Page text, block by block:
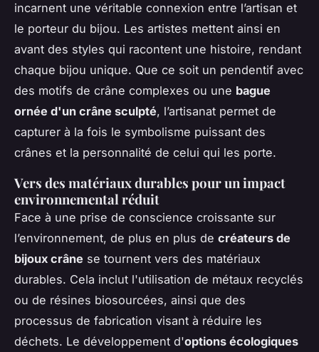
incarnent une véritable connexion entre l’artisan et
le porteur du bijou. Les artistes mettent ainsi en
avant des styles qui racontent une histoire, rendant
chaque bijou unique. Que ce soit un pendentif avec
des motifs de crâne complexes ou une bague
ornée d'un crâne sculpté, l’artisanat permet de
capturer à la fois le symbolisme puissant des
crânes et la personnalité de celui qui les porte.
Vers des matériaux durables pour un impact
environnemental réduit
Face à une prise de conscience croissante sur
l’environnement, de plus en plus de créateurs de
bijoux crâne se tournent vers des matériaux
durables. Cela inclut l'utilisation de métaux recyclés
ou de résines biosourcées, ainsi que des
processus de fabrication visant à réduire les
déchets. Le développement d'options écologiques